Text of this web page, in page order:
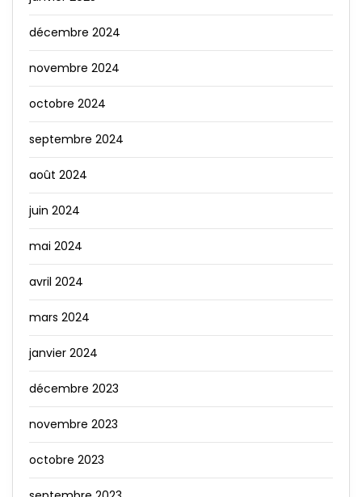
décembre 2024
novembre 2024
octobre 2024
septembre 2024
août 2024
juin 2024
mai 2024
avril 2024
mars 2024
janvier 2024
décembre 2023
novembre 2023
octobre 2023